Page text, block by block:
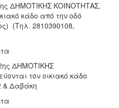
ΔΗΜΟΤΙΚΗΣ ΚΟΙΝΟΤΗΤΑΣ,
κάδο από την οδό
(Τηλ. 2810390108,
ΔΗΜΟΤΙΚΗΣ
τον οικιακό κάδο
& Δαβάκη